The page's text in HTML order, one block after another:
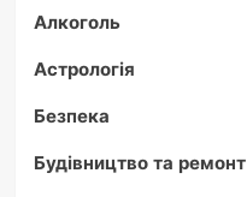
Алкоголь
Астрологія
Безпека
Будівництво та ремонт